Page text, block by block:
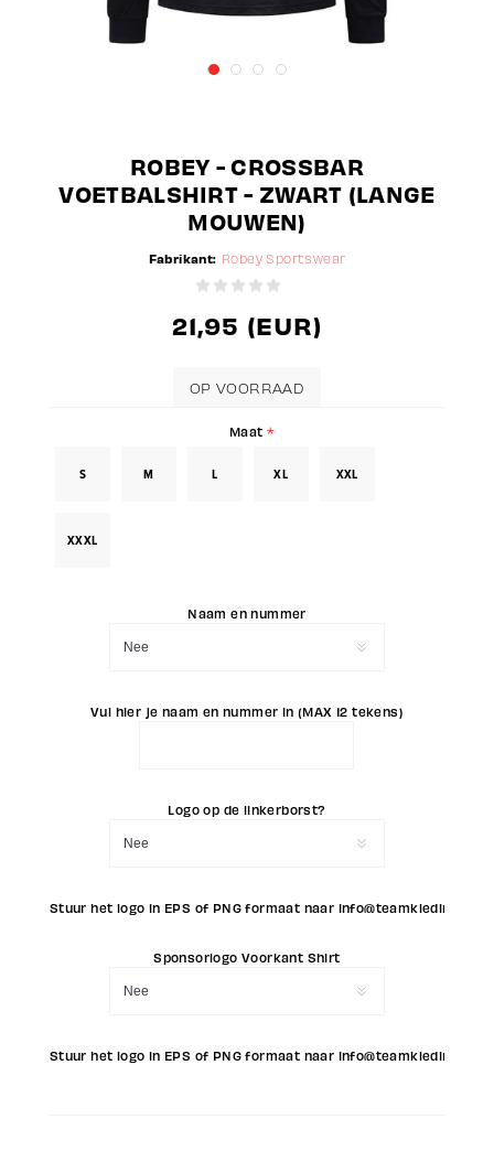
ROBEY - CROSSBAR
VOETBALSHIRT - ZWART (LANGE
MOUWEN)
Fabrikant: Robey Sportswear
21,95 (EUR)
OP VOORRAAD
Maat *
S M L XL XXL
XXXL
Naam en nummer
Vul hier je naam en nummer in (MAX 12 tekens)
Logo op de linkerborst?
Stuur het logo in EPS of PNG formaat naar info@teamkleding.eu
Sponsorlogo Voorkant Shirt
Stuur het logo in EPS of PNG formaat naar info@teamkleding.eu